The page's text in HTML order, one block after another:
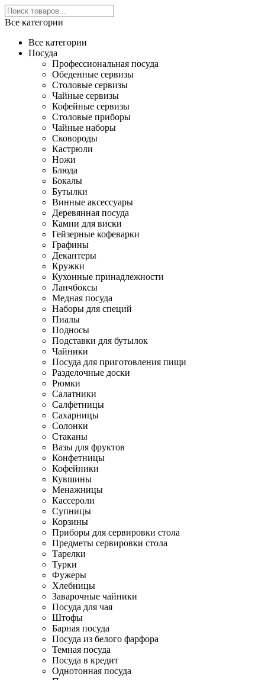
Все категории
Все категории
Посуда
Профессиональная посуда
Обеденные сервизы
Столовые сервизы
Чайные сервизы
Кофейные сервизы
Столовые приборы
Чайные наборы
Сковороды
Кастрюли
Ножи
Блюда
Бокалы
Бутылки
Винные аксессуары
Деревянная посуда
Камни для виски
Гейзерные кофеварки
Графины
Декантеры
Кружки
Кухонные принадлежности
Ланчбоксы
Медная посуда
Наборы для специй
Пиалы
Подносы
Подставки для бутылок
Чайники
Посуда для приготовления пищи
Разделочные доски
Рюмки
Салатники
Салфетницы
Сахарницы
Солонки
Стаканы
Вазы для фруктов
Конфетницы
Кофейники
Кувшины
Менажницы
Кассероли
Супницы
Корзины
Приборы для сервировки стола
Предметы сервировки стола
Тарелки
Турки
Фужеры
Хлебницы
Заварочные чайники
Посуда для чая
Штофы
Барная посуда
Посуда из белого фарфора
Темная посуда
Посуда в кредит
Однотонная посуда